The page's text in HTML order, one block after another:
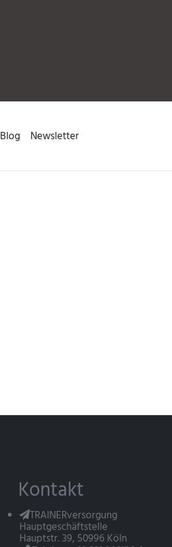
Blog Newsletter
Kontakt
TRAINERversorgung
Hauptgeschäftstelle
Hauptstr. 39, 50996 Köln